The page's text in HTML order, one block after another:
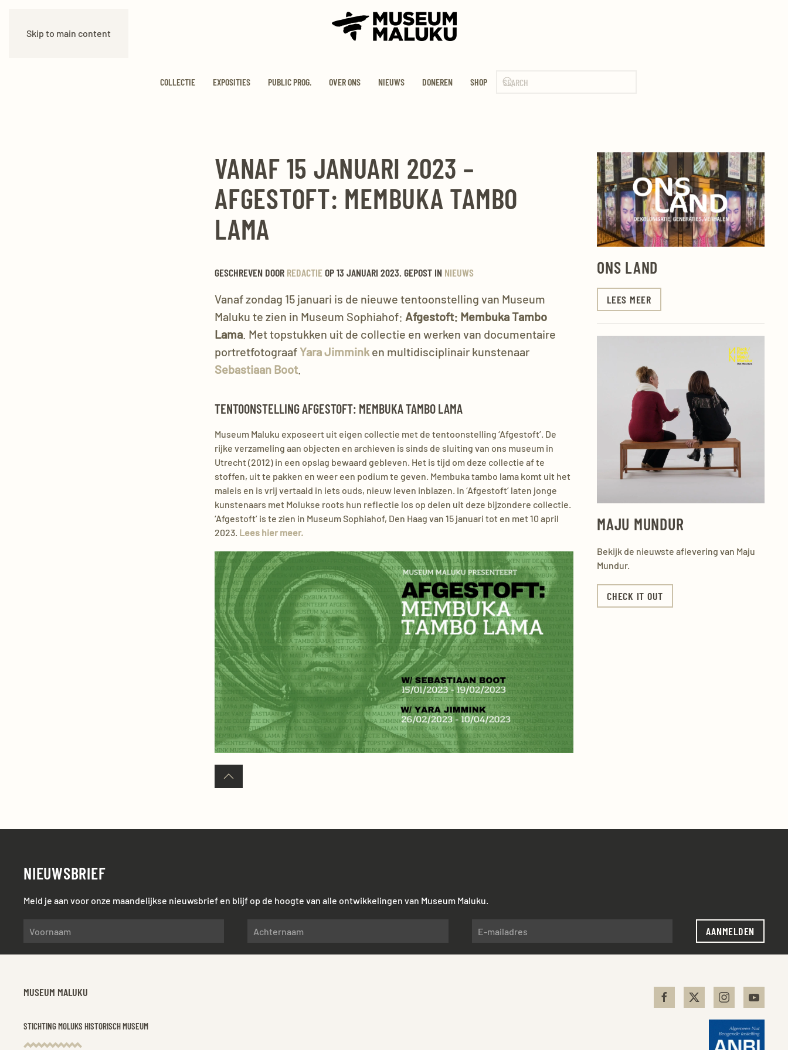
Skip to main content
COLLECTIE EXPOSITIES PUBLIC PROG. OVER ONS NIEUWS DONEREN SHOP
VANAF 15 JANUARI 2023 –
AFGESTOFT: MEMBUKA TAMBO
LAMA
GESCHREVEN DOOR REDACTIEOP13 JANUARI 2023. GEPOST IN NIEUWS
Vanaf zondag 15 januari is de nieuwe tentoonstelling van Museum
Maluku te zien in Museum Sophiahof: Afgestoft: Membuka Tambo
Lama . Met topstukken uit de collectie en werken van documentaire
portretfotograaf Yara Jimmink en multidisciplinair kunstenaar
Sebastiaan Boot.
TENTOONSTELLING AFGESTOFT: MEMBUKA TAMBO LAMA
Museum Maluku exposeert uit eigen collectie met de tentoonstelling ‘Afgestoft’. De
rijke verzameling aan objecten en archieven is sinds de sluiting van ons museum in
Utrecht (2012) in een opslag bewaard gebleven. Het is tijd om deze collectie af te
stoffen, uit te pakken en weer een podium te geven. Membuka tambo lama komt uit het
maleis en is vrij vertaald in iets ouds, nieuw leven inblazen. In ‘Afgestoft’ laten jonge
kunstenaars met Molukse roots hun reflectie los op delen uit deze bijzondere collectie.
‘Afgestoft’ is te zien in Museum Sophiahof, Den Haag van 15 januari tot en met 10 april
2023. Lees hier meer.
ONS LAND
LEES MEER
MAJU MUNDUR
Bekijk de nieuwste aflevering van Maju
Mundur.
CHECK IT OUT
NIEUWSBRIEF
Meld je aan voor onze maandelijkse nieuwsbrief en blijf op de hoogte van alle ontwikkelingen van Museum Maluku.
AANMELDEN
MUSEUM MALUKU
STICHTING MOLUKS HISTORISCH MUSEUM